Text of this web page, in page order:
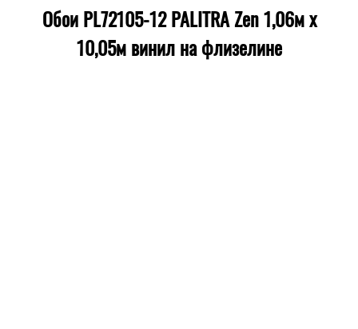
Обои PL72105-12 PALITRA Zen 1,06м х
10,05м винил на флизелине